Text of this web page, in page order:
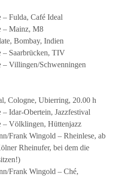
Fulda, Café Ideal
– Mainz, M8
Bombay, Indien
– Saarbrücken, TIV
– Villingen/Schwenningen
Cologne, Ubierring, 20.00 h
Idar-Obertein, Jazzfestival
– Völklingen, Hüttenjazz
Frank Wingold – Rheinlese, ab
Rheinufer, bei dem die
Frank Wingold – Ché,